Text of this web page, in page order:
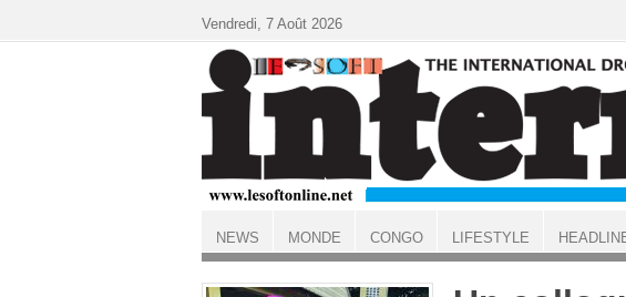
ACCUEIL
Vendredi, 7 Août 2026
NEWS MONDE CONGO LIFESTYLE